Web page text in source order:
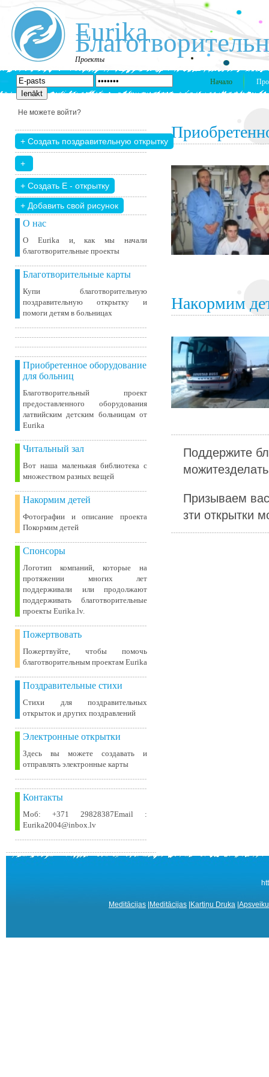
Eurika
Проекты
Начало
Не можете войти?
+ Добавить свой ​​рисунок
О нас
О Eurika и, как мы начали
благотворительные проекты
Благотворительные карты
Купи благотворительную
поздравительную открытку и
помоги детям в больницах
Приобретенное оборудование
для больниц
Благотворительный проект
предоставленного оборудования
латвийским детским больницам от
Eurika
Читальный зал
Вот наша маленькая библиотека c
множеством разных вещей
Накормим детей
Фотографии и описание проекта
Покормим детей
Спонсоры
Логотип компаний, которые на
протяжении многих лет
поддерживали или продолжают
поддерживать благотворительные
проекты Eurika.lv.
Пожертвовать
Пожертвуйте, чтобы помочь
благотворительным проектам Eurika
Поздравительные стихи
Стихи для поздравительных
открыток и других поздравлений
Электронные открытки
Здесь вы можете создавать и
отправлять электронные карты
Контакты
Моб: +371 29828387Email :
Eurika2004@inbox.lv
Накормим
Поддержите
Призываем
зти открытки
Meditācijas Meditācijas Kartiņu Druka